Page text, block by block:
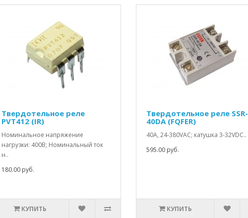
Твердотельное реле
PVT412 (IR)
Номинальное напряжение
нагрузки: 400В; Номинальный ток
н..
180.00 руб.
КУПИТЬ
Твердотельное реле SSR-
40DA (FQFER)
40A, 24-380VAC; катушка 3-32VDC..
595.00 руб.
КУПИТЬ